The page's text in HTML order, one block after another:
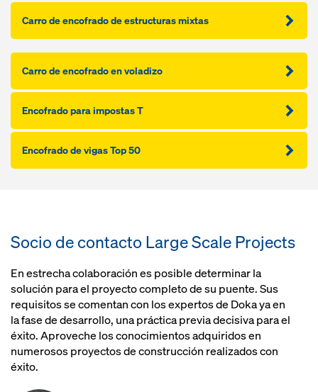
Carro de encofrado de estructuras mixtas
Carro de encofrado en voladizo
Encofrado para impostas T
Encofrado de vigas Top 50
Socio de contacto Large Scale Projects
En estrecha colaboración es posible determinar la
solución para el proyecto completo de su puente. Sus
requisitos se comentan con los expertos de Doka ya en
la fase de desarrollo, una práctica previa decisiva para el
éxito. Aproveche los conocimientos adquiridos en
numerosos proyectos de construcción realizados con
éxito.